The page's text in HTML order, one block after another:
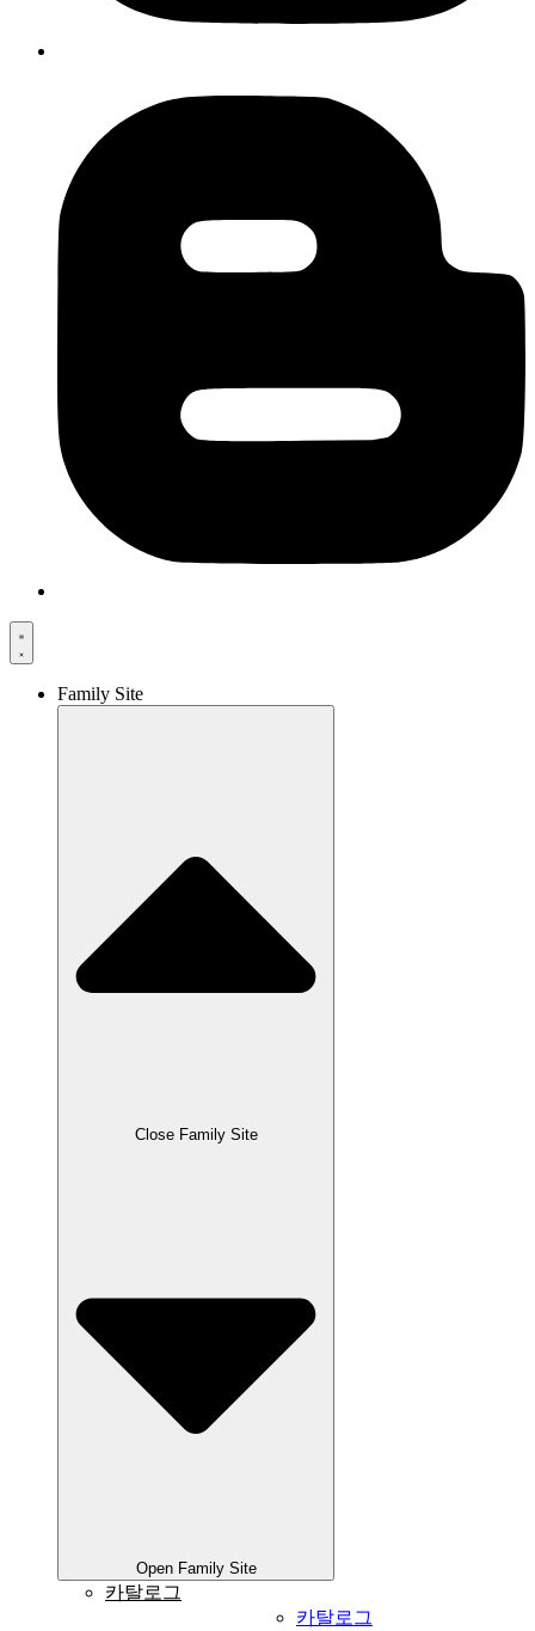
Family Site
Close Family Site
Open Family Site
카탈로그
카탈로그